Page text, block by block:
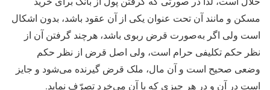
مسکن و مانند آن تحت عنوان یکی از آن عقود باشد، بدون اشکال
است ولی اگر به‌صورت قرض ربوی باشد، هرچند گرفتن آن از
نظر حکم تکلیفی حرام است، ولی اصل قرض از نظر حکم
وضعی صحیح است و آن مال، ملک قرض گیرنده می‏‌شود و جایز
است در آن و در هر چیزی که با آن می‏‌خرد تصرّف نماید.